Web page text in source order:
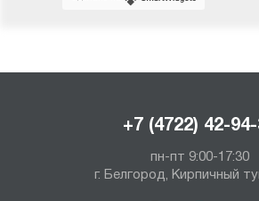
+7 (4722) 42-
пн-пт 9:00-17:30
г. Белгород, Кирпичный